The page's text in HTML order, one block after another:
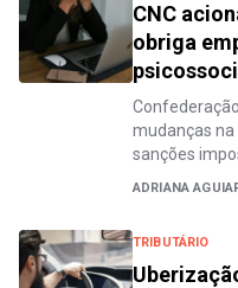
CNC
obriga
mudanças na
sanções
ADRIANA
TRIBUTÁRIO